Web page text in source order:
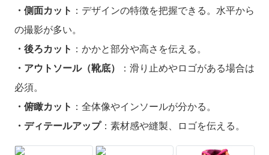
・側面カット ：デザインの特徴を把握できる。水平から
の撮影が多い。
・後ろカット ：かかと部分や高さを伝える。
・アウトソール（靴底）
：滑り止めやロゴがある場合は
必須。
・俯瞰カット ：全体像やインソールが分かる。
・ディテールアップ：素材感や縫製、ロゴを伝える。